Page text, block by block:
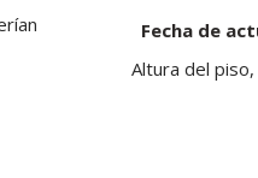
Fecha de
Altura del piso,